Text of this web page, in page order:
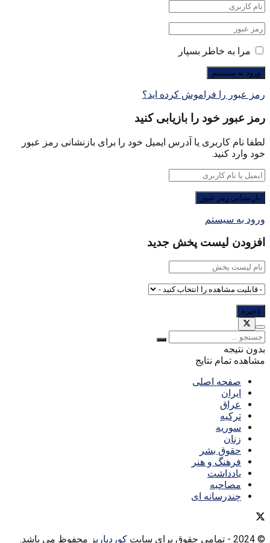
مرا به خاطر بسپار
رمز عبور را فراموش کرده اید؟
رمز عبور خود را بازیابی کنید
لطفا نام کاربری یا آدرس ایمیل خود را برای بازنشانی رمز عبور
خود وارد کنید.
ورود به سیستم
افزودن لیست پخش جدید
بدون نتیجه
مشاهده تمام نتایج
صفحه اصلی
ایران
عراق
ترکیه
سوریه
زنان
حقوق بشر
فرهنگ و هنر
یادداشت
مصاحبه
چندرسانه ای
© 2024 - تمامی حقوق برای سایت کوردپاریز محفوظ می باشد.